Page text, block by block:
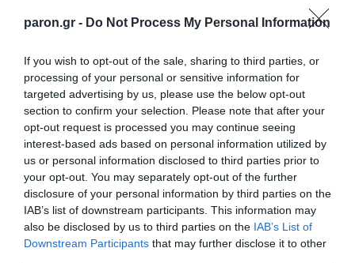
paron.gr - Do Not Process My Personal Information
If you wish to opt-out of the sale, sharing to third parties, or
processing of your personal or sensitive information for
targeted advertising by us, please use the below opt-out
section to confirm your selection. Please note that after your
opt-out request is processed you may continue seeing
interest-based ads based on personal information utilized by
us or personal information disclosed to third parties prior to
your opt-out. You may separately opt-out of the further
disclosure of your personal information by third parties on the
IAB’s list of downstream participants. This information may
also be disclosed by us to third parties on the IAB’s List of
Downstream Participants that may further disclose it to other
συνέντευξη στον Βασίλη Κουφόπουλο, αναλύει
το χρονοδιάγραμμα για τις περιφερειακές και
εκατομμυρίων ευρώ για τον Τύπο, αλλά και την
πρωτοβουλία για την άρση της ανωνυμίας στο
διαδίκτυο.